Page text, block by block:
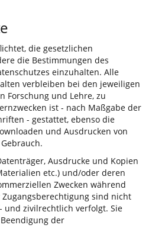
die gesetzlichen
die Bestimmungen des
einzuhalten. Alle
verbleiben bei den jeweiligen
Forschung und Lehre, zu
ist - nach Maßgabe der
- gestattet, ebenso die
und Ausdrucken von
Ausdrucke und Kopien
etc.) und/oder deren
Zwecken während
sind nicht
und zivilrechtlich verfolgt. Sie
der